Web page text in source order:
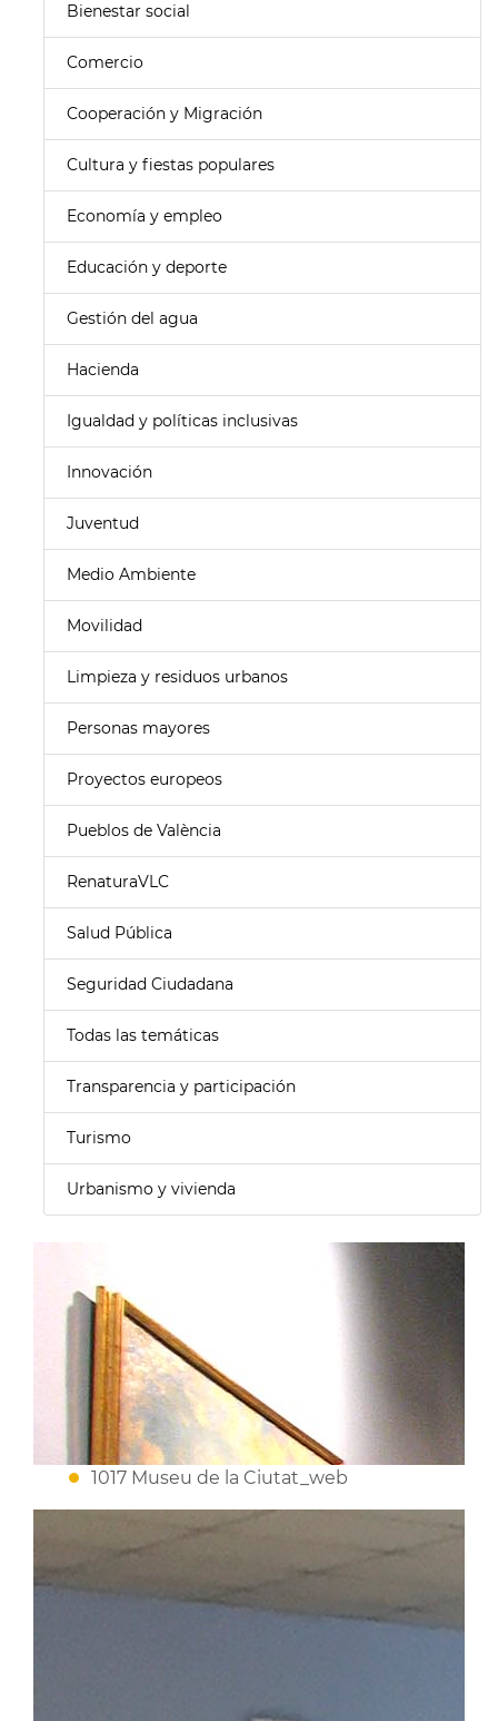
Bienestar social
Comercio
Cooperación y Migración
Cultura y fiestas populares
Economía y empleo
Educación y deporte
Gestión del agua
Hacienda
Igualdad y políticas inclusivas
Innovación
Juventud
Medio Ambiente
Movilidad
Limpieza y residuos urbanos
Personas mayores
Proyectos europeos
Pueblos de València
RenaturaVLC
Salud Pública
Seguridad Ciudadana
Todas las temáticas
Transparencia y participación
Turismo
Urbanismo y vivienda
1017 Museu de la Ciutat_web